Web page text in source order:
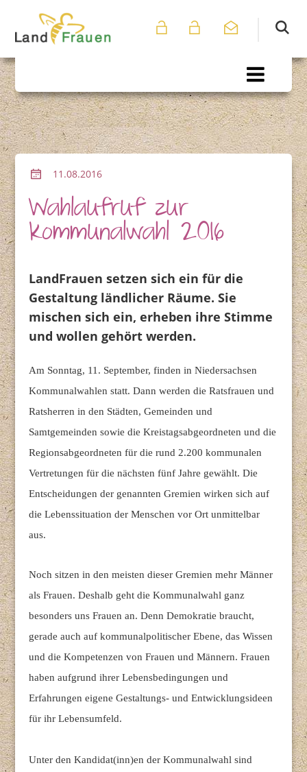
11.08.2016
Wahlaufruf zur
Kommunalwahl 2016
LandFrauen setzen sich ein für die
Gestaltung ländlicher Räume. Sie
mischen sich ein, erheben ihre Stimme
und wollen gehört werden.
Am Sonntag, 11. September, finden in Niedersachsen
Kommunalwahlen statt. Dann werden die Ratsfrauen und
Ratsherren in den Städten, Gemeinden und
Samtgemeinden sowie die Kreistagsabgeordneten und die
Regionsabgeordneten für die rund 2.200 kommunalen
Vertretungen für die nächsten fünf Jahre gewählt.Die
Entscheidungen der genannten Gremien wirken sich auf
die Lebenssituation der Menschen vor Ort unmittelbar
aus.
Noch sitzen in den meisten dieser Gremien mehr Männer
als Frauen. Deshalb geht die Kommunalwahl ganz
besonders uns Frauen an. DennDemokratie braucht,
gerade auch auf kommunalpolitischer Ebene, das Wissen
und die Kompetenzen von Frauen und Männern. Frauen
haben aufgrund ihrer Lebensbedingungen und
Erfahrungen eigene Gestaltungs- und Entwicklungsideen
für ihr Lebensumfeld.
Unter den Kandidat(inn)en der Kommunalwahl sind